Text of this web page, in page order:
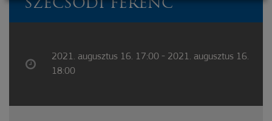
SZECSŐDI FERENC
2021. augusztus 16. 17:00 - 2021. augusztus 16.
18:00